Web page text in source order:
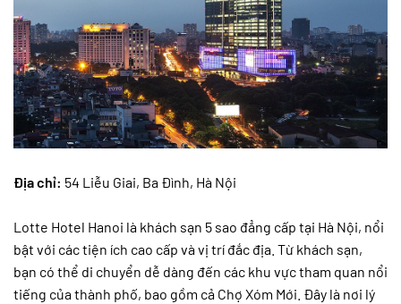
Địa chỉ: 54 Liễu Giai, Ba Đình, Hà Nội
Lotte Hotel Hanoi là khách sạn 5 sao đẳng cấp tại Hà Nội, nổi
bật với các tiện ích cao cấp và vị trí đắc địa. Từ khách sạn,
bạn có thể di chuyển dễ dàng đến các khu vực tham quan nổi
tiếng của thành phố, bao gồm cả Chợ Xóm Mới. Đây là nơi lý